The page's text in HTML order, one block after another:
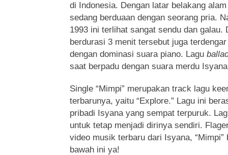
di Indonesia. Dengan latar belakang
sedang berduaan dengan seorang pria.
1993 ini terlihat sangat sendu dan galau.
berdurasi 3 menit tersebut juga
dengan dominasi suara piano. Lagu
saat berpadu dengan suara merdu
Single “Mimpi” merupakan track lagu
terbarunya, yaitu “Explore.” Lagu ini
pribadi Isyana yang sempat terpuruk.
untuk tetap menjadi dirinya sendiri.
video musik terbaru dari Isyana,
bawah ini ya!